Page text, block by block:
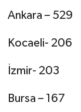
Ankara – 529
Kocaeli- 206
İzmir- 203
Bursa – 167